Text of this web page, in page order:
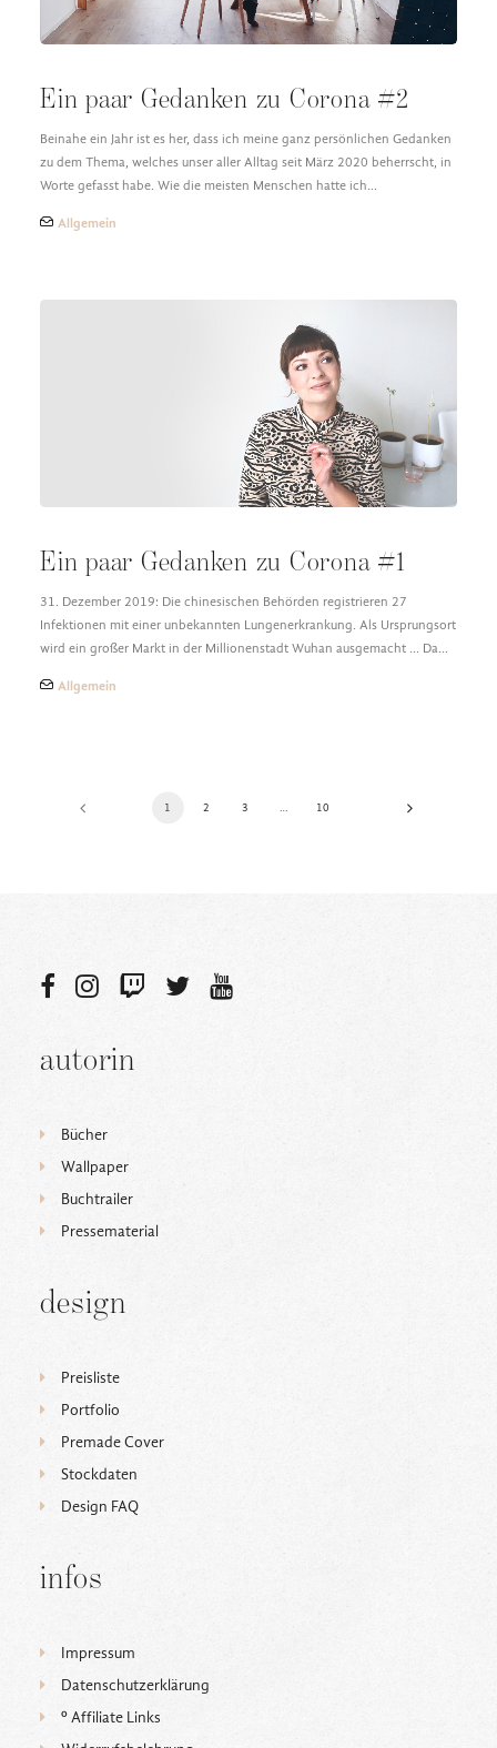
Ein paar Gedanken zu Corona #2
Beinahe ein Jahr ist es her, dass ich meine ganz persönlichen Gedanken
zu dem Thema, welches unser aller Alltag seit März 2020 beherrscht, in
Worte gefasst habe. Wie die meisten Menschen hatte ich…
Allgemein
Ein paar Gedanken zu Corona #1
31. Dezember 2019: Die chinesischen Behörden registrieren 27
Infektionen mit einer unbekannten Lungenerkrankung. Als Ursprungsort
wird ein großer Markt in der Millionenstadt Wuhan ausgemacht ... Da…
Allgemein
1 2 3 10
autorin
Bücher
Wallpaper
Buchtrailer
Pressematerial
design
Preisliste
Portfolio
Premade Cover
Stockdaten
Design FAQ
infos
Impressum
Datenschutzerklärung
ᵒ Affiliate Links